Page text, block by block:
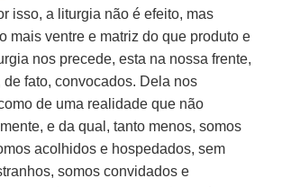
isso, a liturgia não é efeito, mas
mais ventre e matriz do que produto e
nos precede, esta na nossa frente,
de fato, convocados. Dela nos
de uma realidade que não
e da qual, tanto menos, somos
acolhidos e hospedados, sem
somos convidados e